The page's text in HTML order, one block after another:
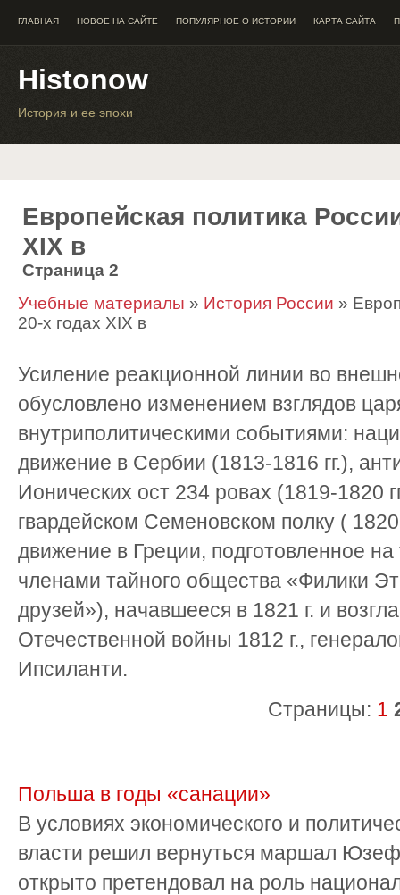
ГЛАВНАЯ НОВОЕ НА САЙТЕ ПОПУЛЯРНОЕ О ИСТОРИИ КАРТА САЙТА
Histonow
История и ее эпохи
Европейская политика
XIX в
Страница 2
Учебные материалы » История России »
20-х годах XIX в
Усиление реакционной линии во
обусловлено изменением взглядов
внутриполитическими событиями:
движение в Сербии (1813-1816 гг.),
Ионических ост 234 ровах (1819-1820
гвардейском Семеновском полку (
движение в Греции, подготовленное
членами тайного общества «Филики
друзей»), начавшееся в 1821 г. и
Отечественной войны 1812 г.,
Ипсиланти.
Страницы: 1
Польша в годы «санации»
В условиях экономического и
власти решил вернуться маршал
открыто претендовал на роль